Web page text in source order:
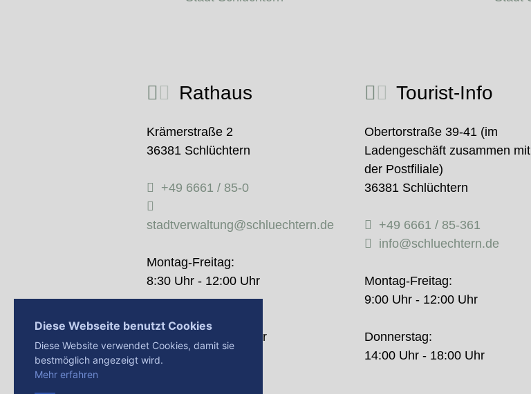
Rathaus
Krämerstraße 2
36381 Schlüchtern
+49 6661 / 85-0
stadtverwaltung@schluechtern.de
Montag-Freitag:
8:30 Uhr - 12:00 Uhr
Donnerstag:
14:00 Uhr - 18:00 Uhr
Tourist-Info
Obertorstraße 39-41 (im
Ladengeschäft zusammen mit
der Postfiliale)
36381 Schlüchtern
+49 6661 / 85-361
info@schluechtern.de
Montag-Freitag:
9:00 Uhr - 12:00 Uhr
Donnerstag:
14:00 Uhr - 18:00 Uhr
Diese Webseite benutzt Cookies
Diese Website verwendet Cookies, damit sie
bestmöglich angezeigt wird.
Mehr erfahren